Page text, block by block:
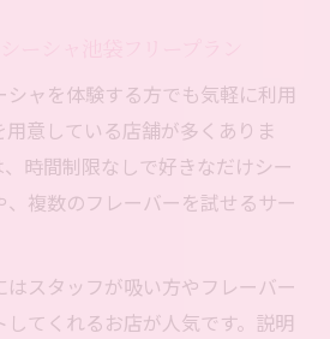
ャを体験する方でも気軽に利用
意している店舗が多くありま
時間制限なしで好きなだけシー
複数のフレーバーを試せるサー
スタッフが吸い方やフレーバー
てくれるお店が人気です。説明